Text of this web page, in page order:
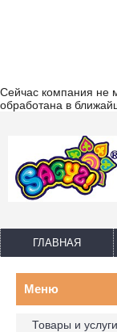
Сейчас компания не
обработана в
ГЛАВНАЯ
Товары и услуги